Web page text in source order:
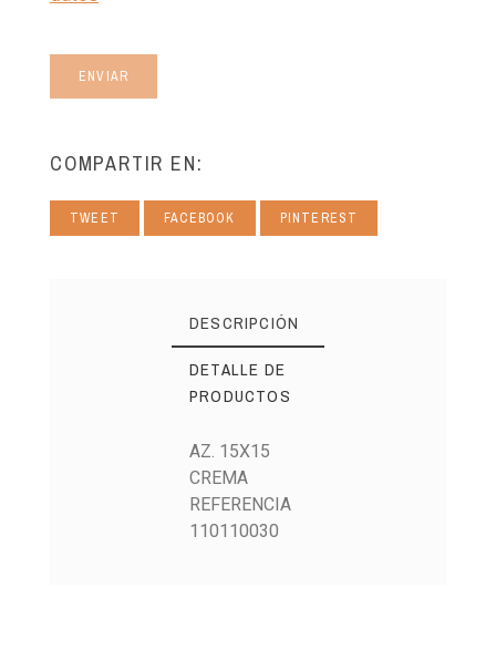
ENVIAR
COMPARTIR EN:
TWEET FACEBOOK PINTEREST
DESCRIPCIÓN
DETALLE DE
PRODUCTOS
AZ. 15X15
CREMA
REFERENCIA
110110030